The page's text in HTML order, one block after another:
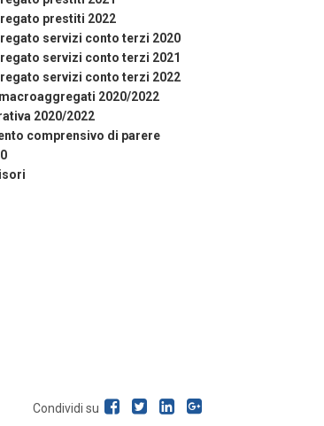
prestiti 2022
servizi conto terzi 2020
servizi conto terzi 2021
servizi conto terzi 2022
2020/2022
2020/2022
comprensivo di parere
Condividi su